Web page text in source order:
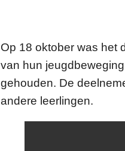
Op 18 oktober was het
van hun
gehouden. De
andere leerlingen.